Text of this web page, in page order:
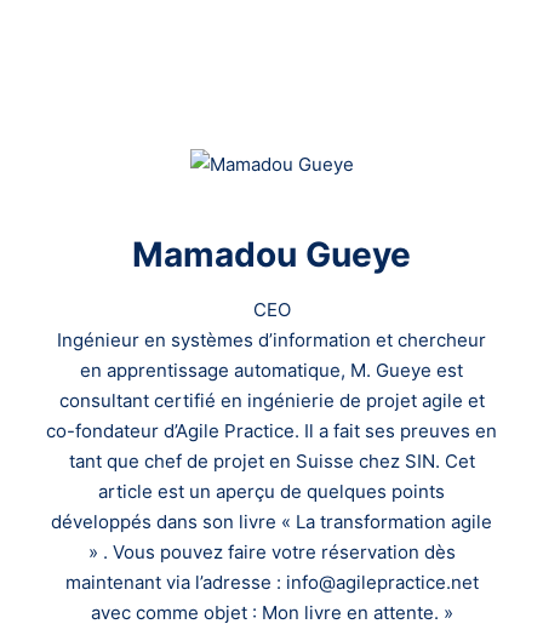
Mamadou Gueye
CEO
Ingénieur en systèmes d’information et chercheur
en apprentissage automatique, M. Gueye est
consultant certifié en ingénierie de projet agile et
co-fondateur d’Agile Practice. Il a fait ses preuves en
tant que chef de projet en Suisse chez SIN. Cet
article est un aperçu de quelques points
développés dans son livre « La transformation agile
» . Vous pouvez faire votre réservation dès
maintenant via l’adresse : info@agilepractice.net
avec comme objet : Mon livre en attente. »